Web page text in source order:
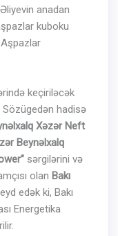
anadan
kuboku
Aşpazlar
keçiriləcək
hadisə
Xəzər Neft
Beynəlxalq
sərgilərini və
olan Bakı
edək ki, Bakı
Energetika